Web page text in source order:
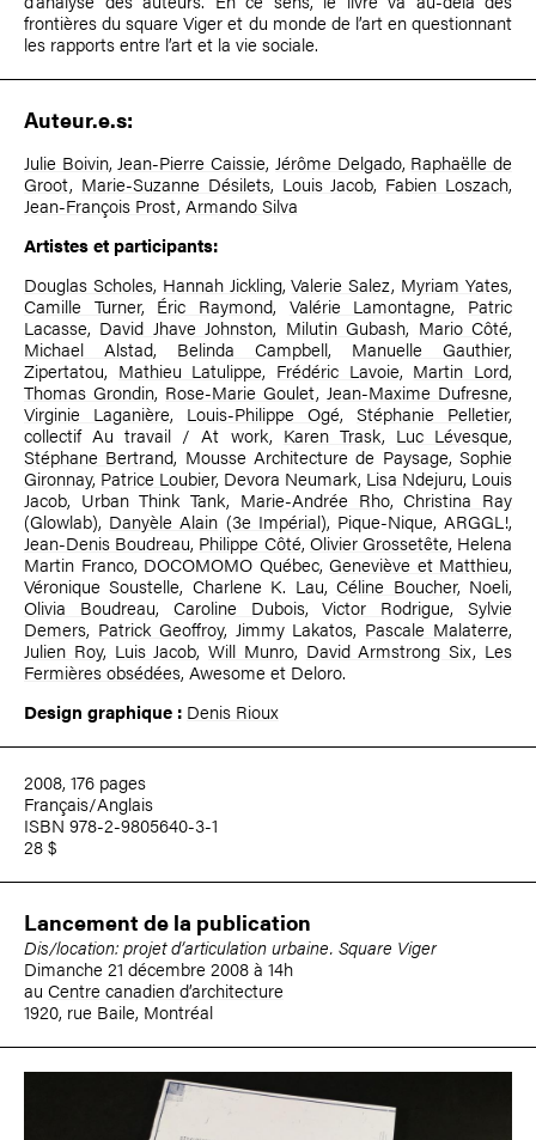
frontières du square Viger et du monde de l’art en questionnant
les rapports entre l’art et la vie sociale.
Auteur.e.s:
Julie Boivin, Jean-Pierre Caissie, Jérôme Delgado, Raphaëlle de
Groot, Marie-Suzanne Désilets, Louis Jacob, Fabien Loszach,
Jean-François Prost, Armando Silva
Artistes et participants:
Douglas Scholes, Hannah Jickling,Valerie Salez, Myriam Yates,
Camille Turner, Éric Raymond, Valérie Lamontagne, Patric
Lacasse, David Jhave Johnston, Milutin Gubash, Mario Côté,
Michael Alstad, Belinda Campbell, Manuelle Gauthier,
Zipertatou, Mathieu Latulippe, Frédéric Lavoie, Martin Lord,
Thomas Grondin, Rose-Marie Goulet, Jean-Maxime Dufresne,
Virginie Laganière, Louis-Philippe Ogé, Stéphanie Pelletier,
collectif Au travail / At work, Karen Trask, Luc Lévesque,
Stéphane Bertrand, Mousse Architecture de Paysage,Sophie
Gironnay, Patrice Loubier, Devora Neumark, Lisa Ndejuru, Louis
Jacob, Urban Think Tank, Marie-Andrée Rho,Christina Ray
(Glowlab), Danyèle Alain (3e Impérial), Pique-Nique, ARGGL!,
Jean-Denis Boudreau, Philippe Côté, Olivier Grossetête, Helena
Martin Franco, DOCOMOMO Québec, Geneviève et Matthieu,
Véronique Soustelle, Charlene K. Lau,Céline Boucher, Noeli,
Olivia Boudreau, Caroline Dubois,Victor Rodrigue,Sylvie
Demers, Patrick Geoffroy, Jimmy Lakatos, Pascale Malaterre,
Julien Roy, Luis Jacob,Will Munro, David Armstrong Six, Les
Fermières obsédées, Awesome et Deloro.
Design graphique : Denis Rioux
2008, 176 pages
Français/Anglais
ISBN 978-2-9805640-3-1
28 $
Lancement de la publication
Dis/location: projet d’articulation urbaine. Square Viger
Dimanche 21 décembre 2008 à 14h
au Centre canadien d’architecture
1920, rue Baile, Montréal